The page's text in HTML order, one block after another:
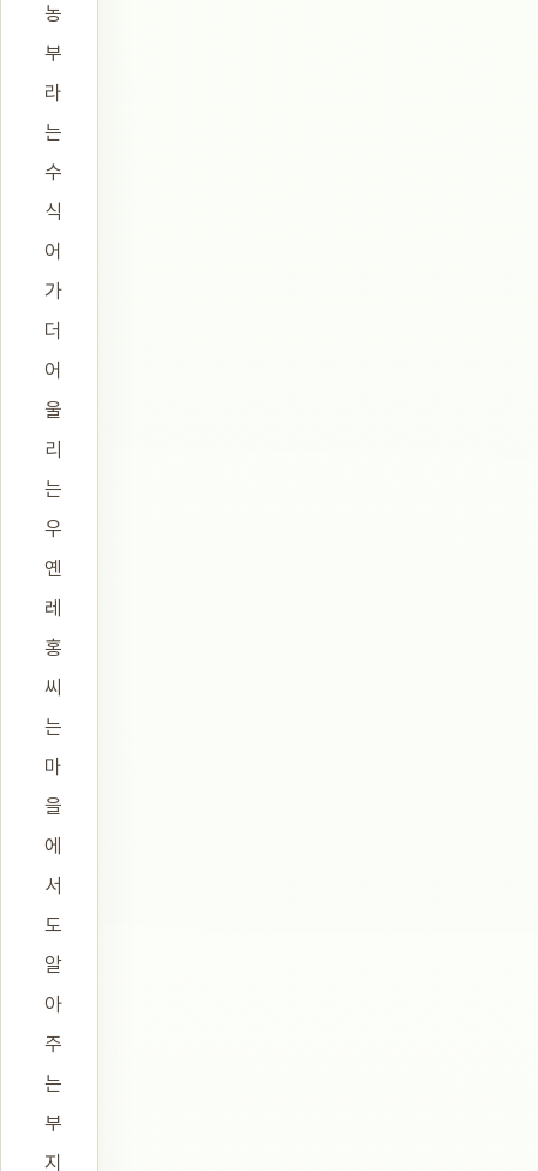
농
부
라
는
수
식
어
가
더
어
울
리
는
우
옌
레
홍
씨
는
마
을
에
서
도
알
아
주
는
부
지